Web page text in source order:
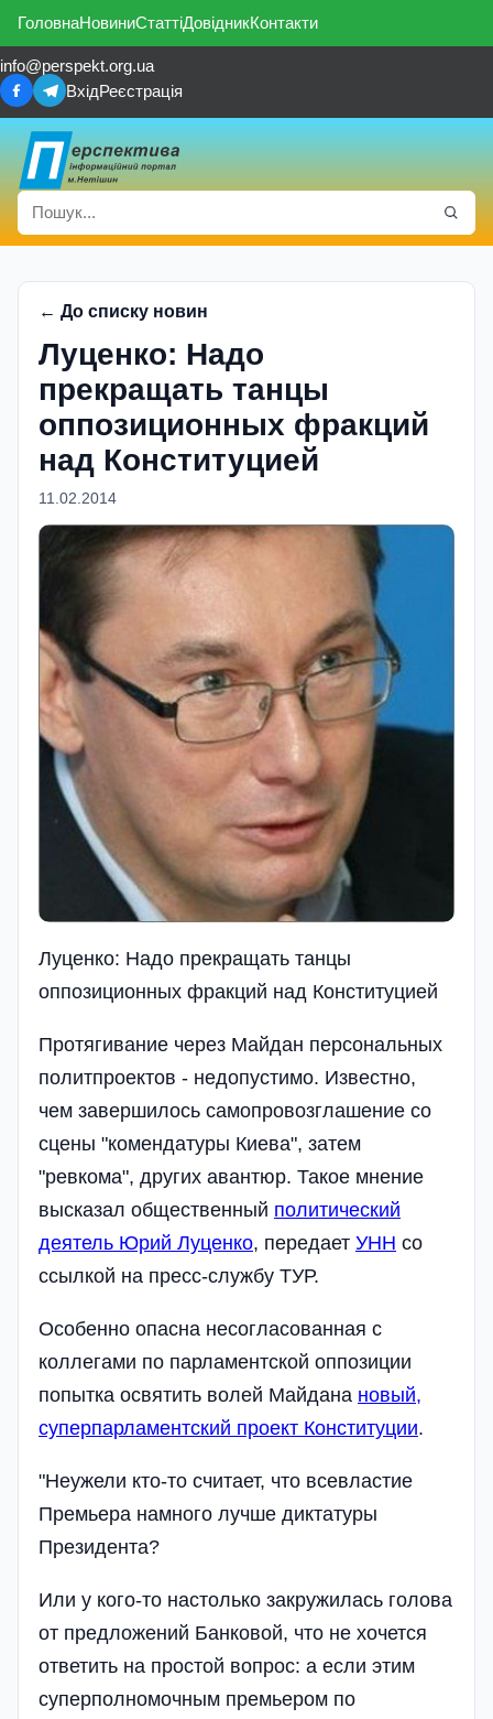
ГоловнаНовиниСтаттіДовідникКонтакти
info@perspekt.org.ua
ВхідРеєстрація
← До списку новин
Луценко: Надо
прекращать танцы
оппозиционных фракций
над Конституцией
11.02.2014
Луценко: Надо прекращать танцы
оппозиционных фракций над Конституцией
Протягивание через Майдан персональных
политпроектов - недопустимо. Известно,
чем завершилось самопровозглашение со
сцены "комендатуры Киева", затем
"ревкома", других авантюр. Такое мнение
высказал общественный политический
деятель Юрий Луценко, передает УНН со
ссылкой на пресс-службу ТУР.
Особенно опасна несогласованная с
коллегами по парламентской оппозиции
попытка освятить волей Майдана новый,
суперпарламентский проект Конституции.
"Неужели кто-то считает, что всевластие
Премьера намного лучше диктатуры
Президента?
Или у кого-то настолько закружилась голова
от предложений Банковой, что не хочется
ответить на простой вопрос: а если этим
суперполномочным премьером по